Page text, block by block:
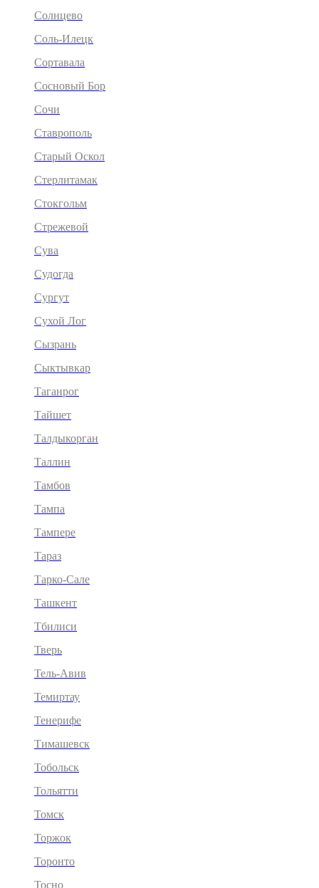
Солнцево
Соль-Илецк
Сортавала
Сосновый Бор
Сочи
Ставрополь
Старый Оскол
Стерлитамак
Стокгольм
Стрежевой
Сува
Судогда
Сургут
Сухой Лог
Сызрань
Сыктывкар
Таганрог
Тайшет
Талдыкорган
Таллин
Тамбов
Тампа
Тампере
Тараз
Тарко-Сале
Ташкент
Тбилиси
Тверь
Тель-Авив
Темиртау
Тенерифе
Тимашевск
Тобольск
Тольятти
Томск
Торжок
Торонто
Тосно